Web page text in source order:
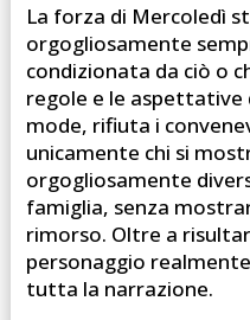
La forza di Mercoledì
orgogliosamente
condizionata da ciò o
regole e le
mode, rifiuta i
unicamente chi si
orgogliosamente
famiglia, senza
rimorso. Oltre a
personaggio
tutta la narrazione.